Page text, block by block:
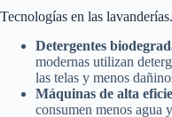
Tecnologías en las lavanderías.
Detergentes
modernas utilizan
las telas y menos
Máquinas de alta
consumen menos agua